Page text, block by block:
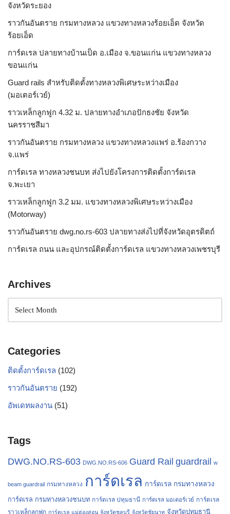
จังหวัดระยอง
ราวกันอันตราย กรมทางหลวง แขวงทางหลวงร้อยเอ็ด จังหวัด
ร้อยเอ็ด
การ์ดเรล ปลายทางบ้านเป็ด อ.เมือง จ.ขอนแก่น แขวงทางหลวง
ขอนแก่น
Guard rails สำหรับติดตั้งทางหลวงพิเศษระหว่างเมือง
(มอเตอร์เวย์)
ราวเหล็กลูกฟูก 4.32 ม. ปลายทางอำเภอปักธงชัย จังหวัด
นครราชสีมา
ราวกันอันตราย กรมทางหลวง แขวงทางหลวงแพร่ อ.ร้องกวาง
จ.แพร่
การ์ดเรล ทางหลวงชนบท ส่งไปยังโครงการติดตั้งการ์ดเรล
จ.พะเยา
ราวเหล็กลูกฟูก 3.2 มม. แขวงทางหลวงพิเศษระหว่างเมือง
(Motorway)
ราวกันอันตราย dwg.no.rs-603 ปลายทางส่งไปที่จังหวัดอุตรดิตถ์
การ์ดเรล ถนน และอุปกรณ์ติดตั้งการ์ดเรล แขวงทางหลวงเพชรบุรี
Archives
Categories
ติดตั้งการ์ดเรล (102)
ราวกันอันตราย (192)
อัพเดทผลงาน (51)
Tags
DWG.NO.RS-603 DWG.NO.RS-606 Guard Rail guardrail w
beam guardrail กรมทางหลวง การ์ดเรล การ์ดเรล กรมทางหลวง
การ์ดเรล กรมทางหลวงชนบท การ์ดเรล ปทุมธานี การ์ดเรล มอเตอร์เวย์ การ์ดเรล
ราวเหล็กลูกฟูก การ์ดเรล แม่ฮ่องสอน จังหวัดชลบุรี จังหวัดชัยนาท จังหวัดปทุมธานี